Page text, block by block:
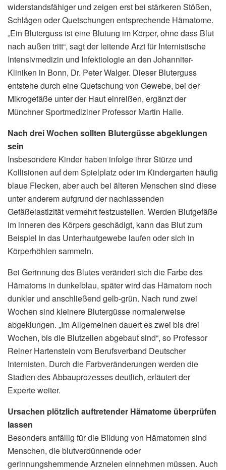
widerstandsfähiger und zeigen erst bei stärkeren Stößen,
Schlägen oder Quetschungen entsprechende Hämatome.
„Ein Bluterguss ist eine Blutung im Körper, ohne dass Blut
nach außen tritt“, sagt der leitende Arzt für Internistische
Intensivmedizin und Infektiologie an den Johanniter-
Kliniken in Bonn, Dr. Peter Walger. Dieser Bluterguss
entstehe durch eine Quetschung von Gewebe, bei der
Mikrogefäße unter der Haut einreißen, ergänzt der
Münchner Sportmediziner Professor Martin Halle.
Nach drei Wochen sollten Blutergüsse abgeklungen
sein
Insbesondere Kinder haben infolge ihrer Stürze und
Kollisionen auf dem Spielplatz oder im Kindergarten häufig
blaue Flecken, aber auch bei älteren Menschen sind diese
unter anderem aufgrund der nachlassenden
Gefäßelastizität vermehrt festzustellen. Werden Blutgefäße
im inneren des Körpers geschädigt, kann das Blut zum
Beispiel in das Unterhautgewebe laufen oder sich in
Körperhöhlen sammeln.
Bei Gerinnung des Blutes verändert sich die Farbe des
Hämatoms in dunkelblau, später wird das Hämatom noch
dunkler und anschließend gelb-grün. Nach rund zwei
Wochen sind kleinere Blutergüsse normalerweise
abgeklungen. „Im Allgemeinen dauert es zwei bis drei
Wochen, bis die Blutzellen abgebaut sind“, so Professor
Reiner Hartenstein vom Berufsverband Deutscher
Internisten. Durch die Farbveränderungen werden die
Stadien des Abbauprozesses deutlich, erläutert der
Experte weiter.
Ursachen plötzlich auftretender Hämatome überprüfen
lassen
Besonders anfällig für die Bildung von Hämatomen sind
Menschen, die blutverdünnende oder
gerinnungshemmende Arzneien einnehmen müssen. Auch